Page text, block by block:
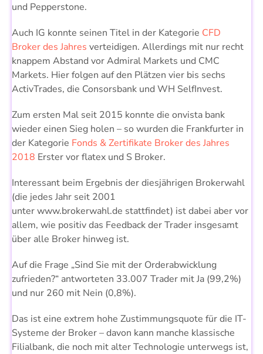
und Pepperstone.
Auch IG konnte seinen Titel in der Kategorie CFD
Broker des Jahres verteidigen. Allerdings mit nur recht
knappem Abstand vor Admiral Markets und CMC
Markets. Hier folgen auf den Plätzen vier bis sechs
ActivTrades, die Consorsbank und WH SelfInvest.
Zum ersten Mal seit 2015 konnte die onvista bank
wieder einen Sieg holen – so wurden die Frankfurter in
der Kategorie Fonds & Zertifikate Broker des Jahres
2018 Erster vor flatex und S Broker.
Interessant beim Ergebnis der diesjährigen Brokerwahl
(die jedes Jahr seit 2001
unter www.brokerwahl.de stattfindet) ist dabei aber vor
allem, wie positiv das Feedback der Trader insgesamt
über alle Broker hinweg ist.
Auf die Frage „Sind Sie mit der Orderabwicklung
zufrieden?“ antworteten 33.007 Trader mit Ja (99,2%)
und nur 260 mit Nein (0,8%).
Das ist eine extrem hohe Zustimmungsquote für die IT-
Systeme der Broker – davon kann manche klassische
Filialbank, die noch mit alter Technologie unterwegs ist,